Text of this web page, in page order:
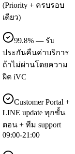
(Priority + ครบรอบ
เดียว)
99.8% — รับ
ประกันคืนค่าบริการ
ถ้าไม่ผ่านโดยความ
ผิด iVC
Customer Portal +
LINE update ทุกขั้น
ตอน + ทีม support
09:00-21:00